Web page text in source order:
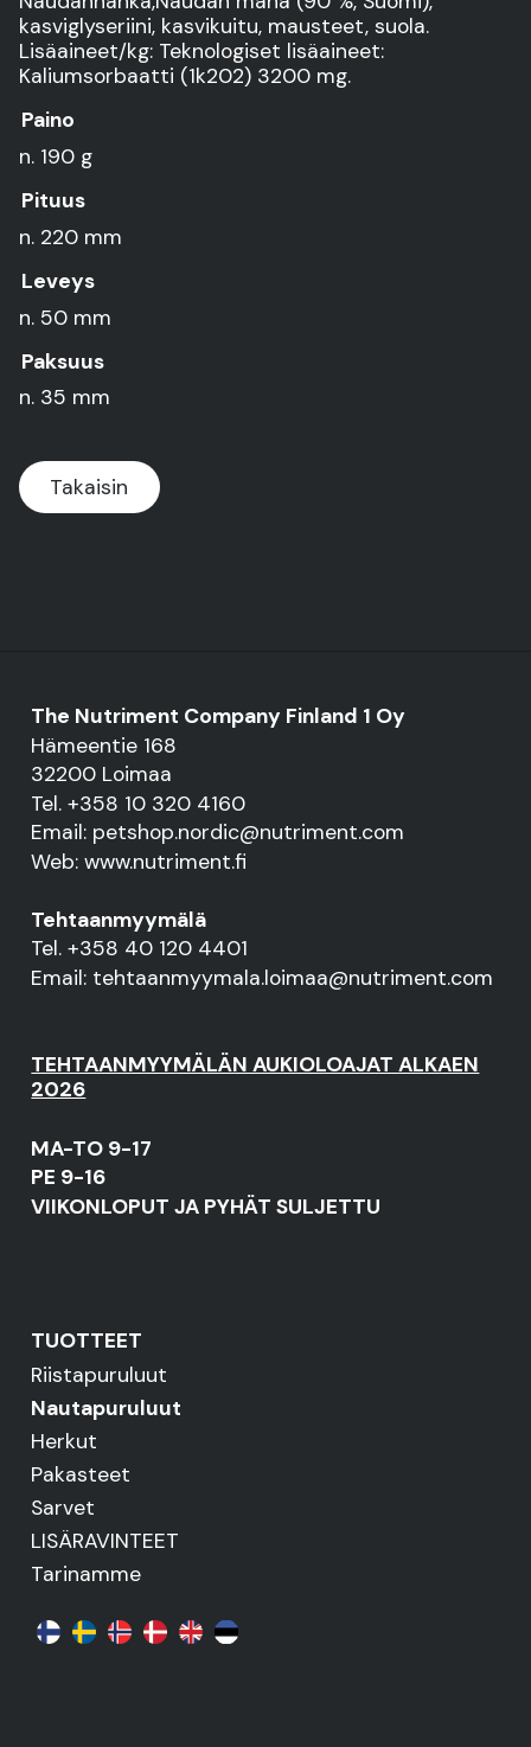
kasviglyseriini, kasvikuitu, mausteet, suola.
Lisäaineet/kg: Teknologiset lisäaineet:
Kaliumsorbaatti (1k202) 3200 mg.
Paino
n. 190 g
Pituus
n. 220 mm
Leveys
n. 50 mm
Paksuus
n. 35 mm
Takaisin
The Nutriment Company Finland 1 Oy
Hämeentie 168
32200 Loimaa
Tel. +358 10 320 4160
Email: petshop.nordic@nutriment.com
Web: www.nutriment.fi
Tehtaanmyymälä
Tel. +358 40 120 4401
Email: tehtaanmyymala.loimaa@nutriment.com
TEHTAANMYYMÄLÄN AUKIOLOAJAT ALKAEN
2026
MA-TO 9-17
PE 9-16
VIIKONLOPUT JA PYHÄT SULJETTU
TUOTTEET
Riistapuruluut
Nautapuruluut
Herkut
Pakasteet
Sarvet
LISÄRAVINTEET
Tarinamme